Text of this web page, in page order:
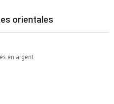
orientales
en argent